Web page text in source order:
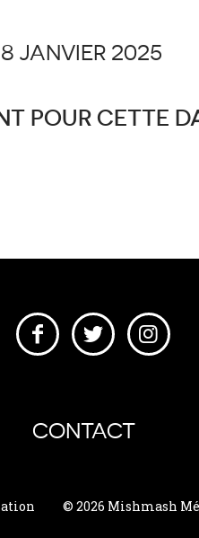
JANVIER 2025
POUR CETTE
CONTACT
© 2026 Mishmash